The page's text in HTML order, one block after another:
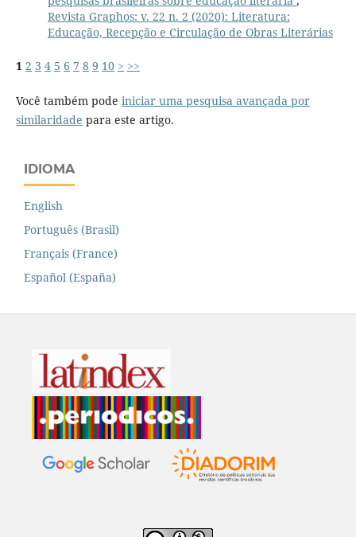
Revista Graphos: v. 22 n. 2 (2020): Literatura:
Educação, Recepção e Circulação de Obras Literárias
1 2 3 4 5 6 7 8 9 10 > >>
Você também pode iniciar uma pesquisa avançada por
similaridade para este artigo.
IDIOMA
English
Português (Brasil)
Français (France)
Español (España)